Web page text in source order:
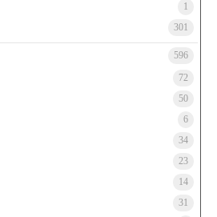
1
301
596
72
50
6
34
23
14
31